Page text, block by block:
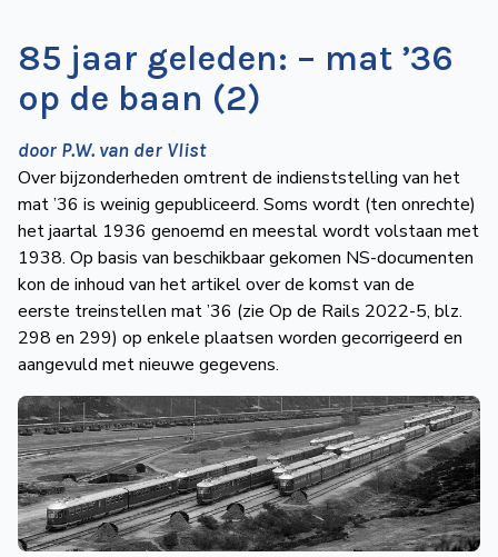
85 jaar geleden: – mat ’36
op de baan (2)
door P.W. van der Vlist
Over bijzonderheden omtrent de indienststelling van het
mat ’36 is weinig gepubliceerd. Soms wordt (ten onrechte)
het jaartal 1936 genoemd en meestal wordt volstaan met
1938. Op basis van beschikbaar gekomen NS-documenten
kon de inhoud van het artikel over de komst van de
eerste treinstellen mat ’36 (zie Op de Rails 2022-5, blz.
298 en 299) op enkele plaatsen worden gecorrigeerd en
aangevuld met nieuwe gegevens.